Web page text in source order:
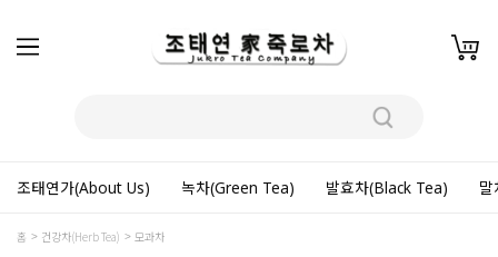
조태연가(About Us) 녹차(Green Tea) 발효차(Black Tea)
홈 건강차(Herb Tea) 모과차